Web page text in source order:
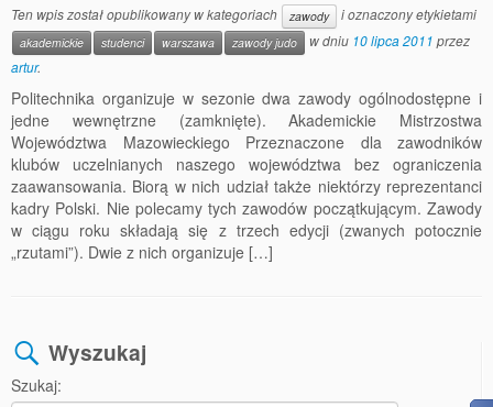
Ten wpis został opublikowany w kategoriach zawody i oznaczony etykietami
akademickie studenci warszawa zawody judo w dniu 10 lipca 2011 przez
artur.
Politechnika organizuje w sezonie dwa zawody ogólnodostępne i
jedne wewnętrzne (zamknięte). Akademickie Mistrzostwa
Województwa Mazowieckiego Przeznaczone dla zawodników
klubów uczelnianych naszego województwa bez ograniczenia
zaawansowania. Biorą w nich udział także niektórzy reprezentanci
kadry Polski. Nie polecamy tych zawodów początkującym. Zawody
w ciągu roku składają się z trzech edycji (zwanych potocznie
„rzutami”). Dwie z nich organizuje […]
Wyszukaj
Szukaj: